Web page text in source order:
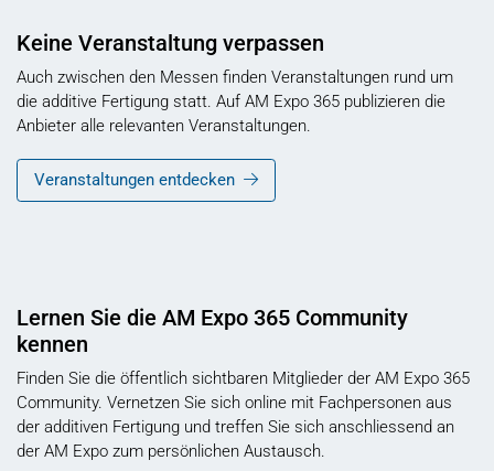
Keine Veranstaltung verpassen
Auch zwischen den Messen finden Veranstaltungen rund um
die additive Fertigung statt. Auf AM Expo 365 publizieren die
Anbieter alle relevanten Veranstaltungen.
Veranstaltungen entdecken
Lernen Sie die AM Expo 365 Community
kennen
Finden Sie die öffentlich sichtbaren Mitglieder der AM Expo 365
Community. Vernetzen Sie sich online mit Fachpersonen aus
der additiven Fertigung und treffen Sie sich anschliessend an
der AM Expo zum persönlichen Austausch.